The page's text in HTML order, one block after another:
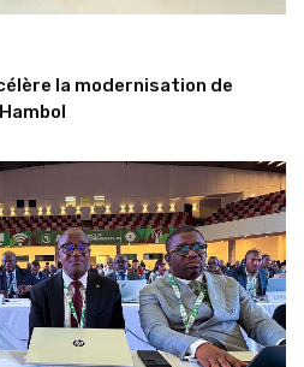
la modernisation de